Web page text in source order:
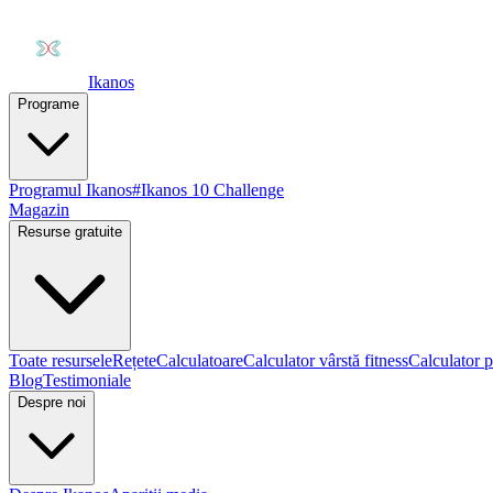
Ikanos
Programe
Programul Ikanos#Ikanos 10 Challenge
Magazin
Resurse gratuite
Toate resurseleRețeteCalculatoareCalculator vârstă fitnessCalculator
BlogTestimoniale
Despre noi